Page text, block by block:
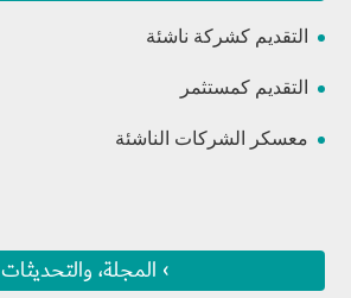
التقديم كشركة ناشئة
التقديم كمستثمر
معسكر الشركات الناشئة
› المجلة، والتحديثات